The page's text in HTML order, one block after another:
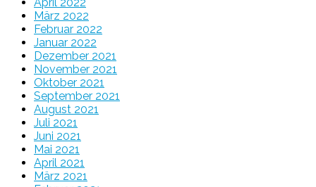
März 2022
Februar 2022
Januar 2022
Dezember 2021
November 2021
Oktober 2021
September 2021
August 2021
Juli 2021
Juni 2021
Mai 2021
April 2021
März 2021